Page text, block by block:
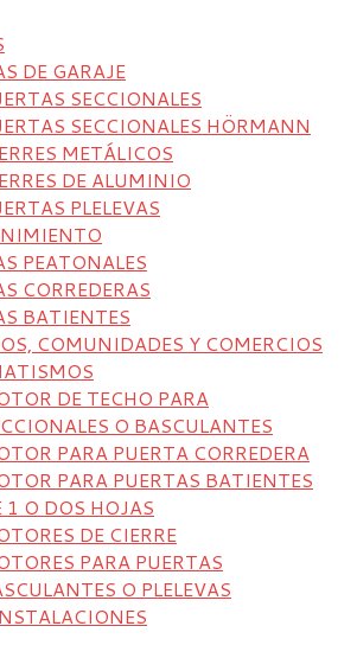
DE GARAJE
SECCIONALES
SECCIONALES HÖRMANN
METÁLICOS
DE ALUMINIO
PLELEVAS
PEATONALES
CORREDERAS
BATIENTES
COMUNIDADES Y COMERCIOS
DE TECHO PARA
O BASCULANTES
PARA PUERTA CORREDERA
PARA PUERTAS BATIENTES
1 O DOS HOJAS
DE CIERRE
PARA PUERTAS
O PLELEVAS